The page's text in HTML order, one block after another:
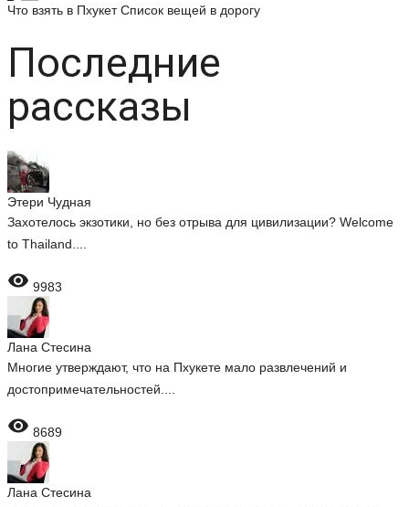
Что взять в Пхукет Список вещей в дорогу
Последние
рассказы
Этери Чудная
Захотелось экзотики, но без отрыва для цивилизации? Welcome
to Thailand....
 9983
Лана Стесина
Многие утверждают, что на Пхукете мало развлечений и
достопримечательностей....
 8689
Лана Стесина